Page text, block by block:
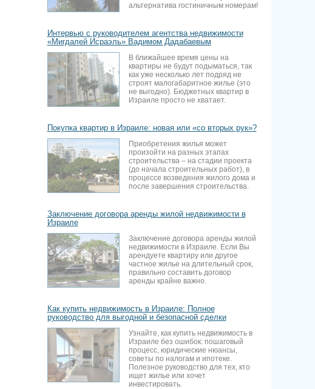
альтернатива гостиничным номерам!
Интервью с руководителем агентства недвижимости
«Мигдалей Исраэль» Вадимом Дадабаевым
В ближайшее время цены на
квартиры не будут подыматься, так
как уже несколько лет подряд не
строят малогабаритное жилье (это
не выгодно). Бюджетных квартир в
Израиле просто не хватает.
Покупка квартир в Израиле: новая или «со вторых рук»?
Приобретения жилья может
произойти на разных этапах
строительства – на стадии проекта
(до начала строительных работ), в
процессе возведения жилого дома и
после завершения строительства.
Заключение договора аренды жилой недвижимости в
Израиле
Заключение договора аренды жилой
недвижимости в Израиле. Если Вы
арендуете квартиру или другое
частное жилье на длительный срок,
правильно составить договор
аренды крайне важно.
Как купить недвижимость в Израиле: Полное
руководство для выгодной и безопасной сделки
Узнайте, как купить недвижимость в
Израиле без ошибок: пошаговый
процесс, юридические нюансы,
советы по налогам и ипотеке.
Полезное руководство для тех, кто
ищет жилье или хочет
инвестировать.